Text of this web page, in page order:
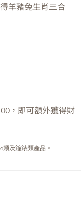
羊豬兔生肖三合
，即可額外獲得財
及鐘錶類產品。